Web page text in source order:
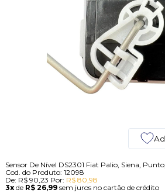
Sensor De Nível DS2301 Fiat Palio, Siena,
Cod. do Produto: 12098
De: R$ 90,23 Por: R$ 80,98
3xde R$ 26,99 sem juros no cartão de crédito